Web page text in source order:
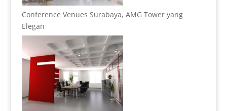
Conference Venues Surabaya, AMG Tower yang
Elegan